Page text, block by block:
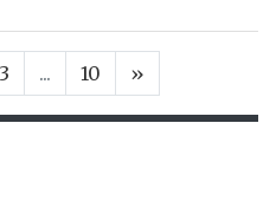
strana
3 ... 10 »Nasledujúca